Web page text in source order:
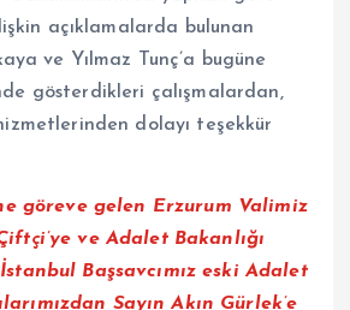
açıklamalarda bulunan
ve Yılmaz Tunç’a bugüne
gösterdikleri çalışmalardan,
dolayı teşekkür
göreve gelen Erzurum Valimiz
ve Adalet Bakanlığı
Başsavcımız eski Adalet
Sayın Akın Gürlek’e